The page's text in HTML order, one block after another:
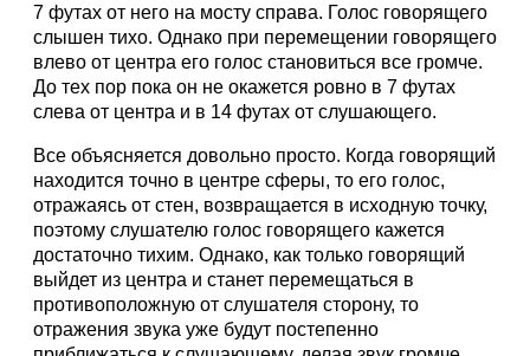
7 футах от него на мосту справа. Голос говорящего
слышен тихо. Однако при перемещении говорящего
влево от центра его голос становиться все громче.
До тех пор пока он не окажется ровно в 7 футах
слева от центра и в 14 футах от слушающего.
Все объясняется довольно просто. Когда говорящий
находится точно в центре сферы, то его голос,
отражаясь от стен, возвращается в исходную точку,
поэтому слушателю голос говорящего кажется
достаточно тихим. Однако, как только говорящий
выйдет из центра и станет перемещаться в
противоположную от слушателя сторону, то
отражения звука уже будут постепенно